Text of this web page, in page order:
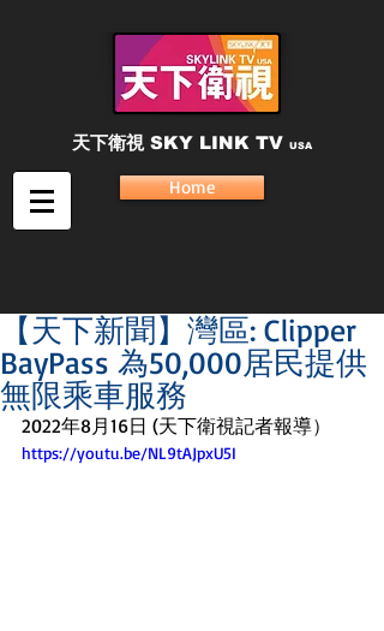
天下衛視 SKY LINK TV USA
Home
【天下新聞】灣區: Clipper
BayPass 為50,000居民提供
無限乘車服務
2022年8月16日 (天下衛視記者報導）
https://youtu.be/NL9tAJpxU5I